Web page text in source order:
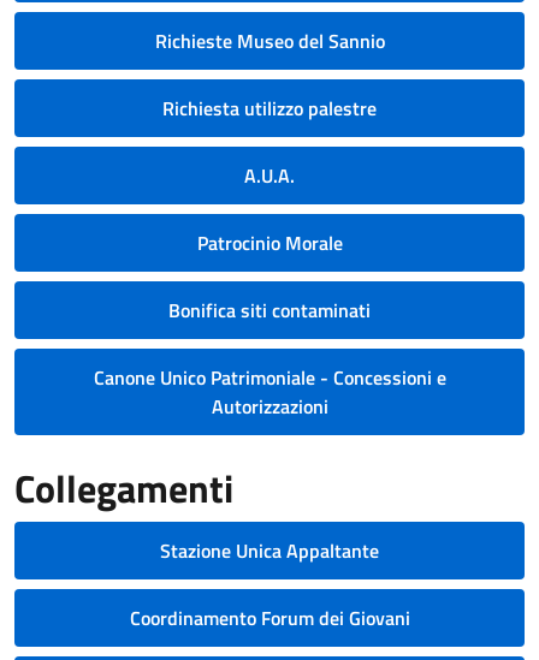
Richieste Museo del Sannio
Richiesta utilizzo palestre
A.U.A.
Patrocinio Morale
Bonifica siti contaminati
Canone Unico Patrimoniale - Concessioni e
Autorizzazioni
Collegamenti
Stazione Unica Appaltante
Coordinamento Forum dei Giovani